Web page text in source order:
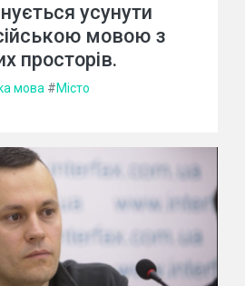
усунути
мовою з
просторів.
мова #Місто